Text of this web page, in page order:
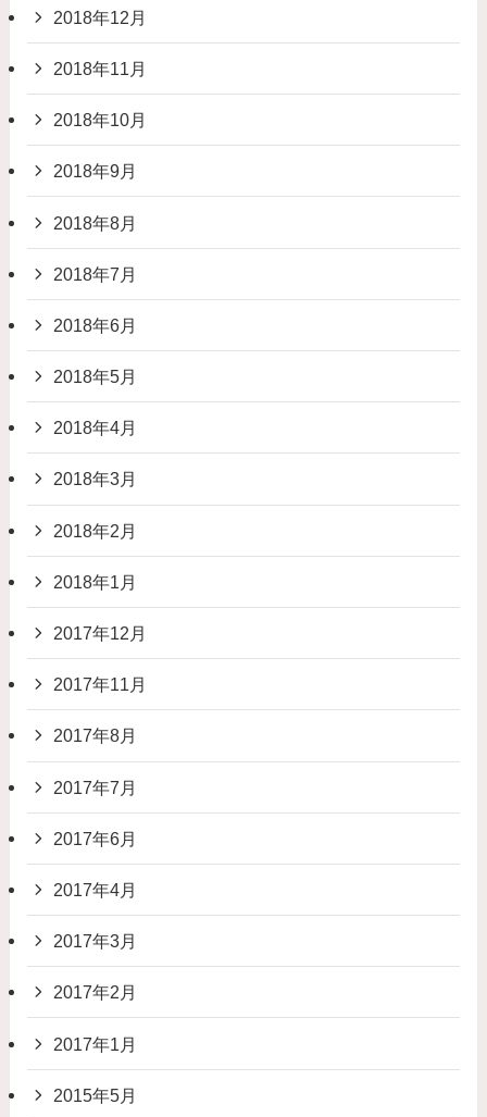
2018年12月
2018年11月
2018年10月
2018年9月
2018年8月
2018年7月
2018年6月
2018年5月
2018年4月
2018年3月
2018年2月
2018年1月
2017年12月
2017年11月
2017年8月
2017年7月
2017年6月
2017年4月
2017年3月
2017年2月
2017年1月
2015年5月